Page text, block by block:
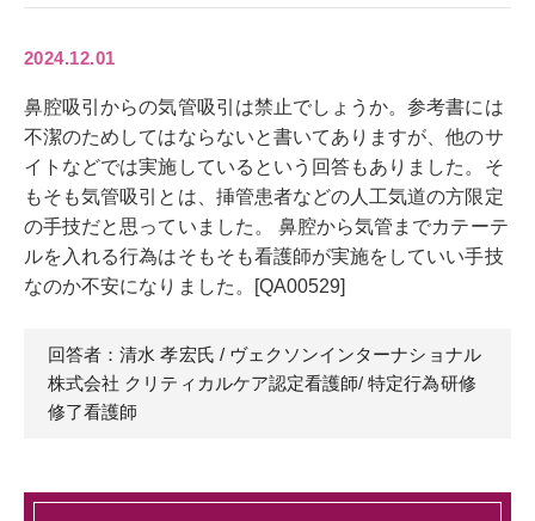
2024.12.01
鼻腔吸引からの気管吸引は禁止でしょうか。参考書には
不潔のためしてはならないと書いてありますが、他のサ
イトなどでは実施しているという回答もありました。そ
もそも気管吸引とは、挿管患者などの人工気道の方限定
の手技だと思っていました。 鼻腔から気管までカテーテ
ルを入れる行為はそもそも看護師が実施をしていい手技
なのか不安になりました。[QA00529]
回答者：清水 孝宏氏 / ヴェクソンインターナショナル
株式会社 クリティカルケア認定看護師/ 特定行為研修
修了看護師